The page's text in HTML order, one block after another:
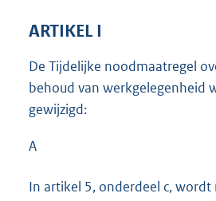
ARTIKEL I
De Tijdelijke noodmaatregel
behoud van werkgelegenheid
gewijzigd:
A
In artikel 5, onderdeel c, wordt